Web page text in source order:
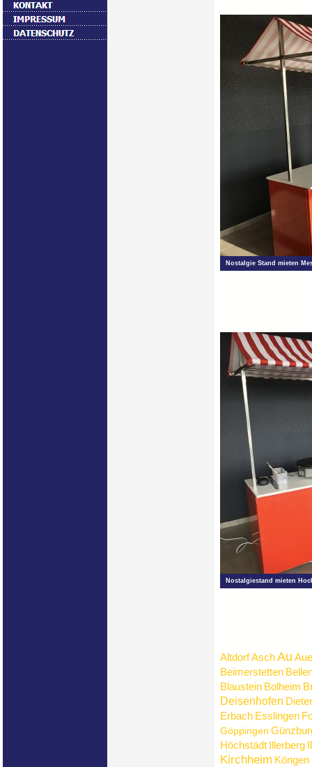
Nostalgie Stand mieten
Nostalgiestand mieten
AltdorfAschAu
Beimerstetten
Blaustein Bolheim
Deisenhofen
Erbach Esslingen
Göppingen
Höchstädt Illerberg
Kirchheim Köngen